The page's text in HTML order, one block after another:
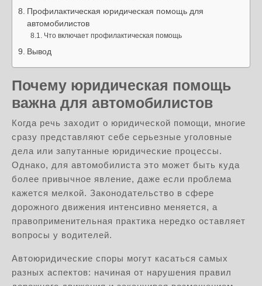
Профилактическая юридическая помощь для
автомобилистов
Что включает профилактическая помощь
Вывод
Почему юридическая помощь
важна для автомобилистов
Когда речь заходит о юридической помощи, многие
сразу представляют себе серьезные уголовные
дела или запутанные юридические процессы.
Однако, для автомобилиста это может быть куда
более привычное явление, даже если проблема
кажется мелкой. Законодательство в сфере
дорожного движения интенсивно меняется, а
правоприменительная практика нередко оставляет
вопросы у водителей.
Автоюридические споры могут касаться самых
разных аспектов: начиная от нарушения правил